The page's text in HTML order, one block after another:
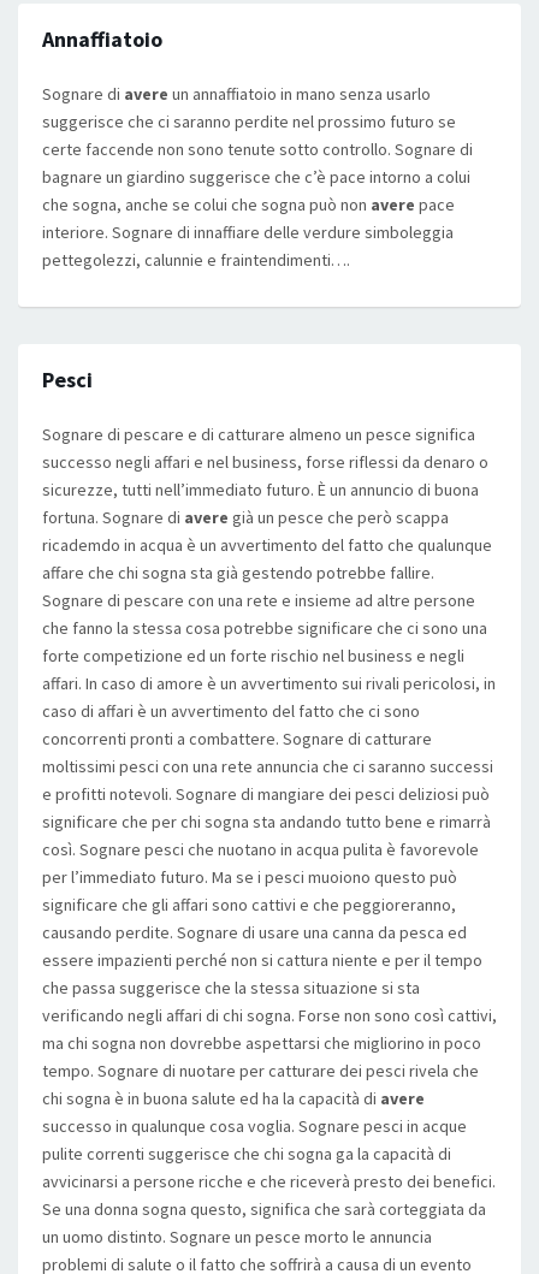
Annaffiatoio
Sognare di avere un annaffiatoio in mano senza usarlo
suggerisce che ci saranno perdite nel prossimo futuro se
certe faccende non sono tenute sotto controllo. Sognare di
bagnare un giardino suggerisce che c’è pace intorno a colui
che sogna, anche se colui che sogna può non avere pace
interiore. Sognare di innaffiare delle verdure simboleggia
pettegolezzi, calunnie e fraintendimenti….
Pesci
Sognare di pescare e di catturare almeno un pesce significa
successo negli affari e nel business, forse riflessi da denaro o
sicurezze, tutti nell’immediato futuro. È un annuncio di buona
fortuna. Sognare di avere già un pesce che però scappa
ricademdo in acqua è un avvertimento del fatto che qualunque
affare che chi sogna sta già gestendo potrebbe fallire.
Sognare di pescare con una rete e insieme ad altre persone
che fanno la stessa cosa potrebbe significare che ci sono una
forte competizione ed un forte rischio nel business e negli
affari. In caso di amore è un avvertimento sui rivali pericolosi, in
caso di affari è un avvertimento del fatto che ci sono
concorrenti pronti a combattere. Sognare di catturare
moltissimi pesci con una rete annuncia che ci saranno successi
e profitti notevoli. Sognare di mangiare dei pesci deliziosi può
significare che per chi sogna sta andando tutto bene e rimarrà
così. Sognare pesci che nuotano in acqua pulita è favorevole
per l’immediato futuro. Ma se i pesci muoiono questo può
significare che gli affari sono cattivi e che peggioreranno,
causando perdite. Sognare di usare una canna da pesca ed
essere impazienti perché non si cattura niente e per il tempo
che passa suggerisce che la stessa situazione si sta
verificando negli affari di chi sogna. Forse non sono così cattivi,
ma chi sogna non dovrebbe aspettarsi che migliorino in poco
tempo. Sognare di nuotare per catturare dei pesci rivela che
chi sogna è in buona salute ed ha la capacità di avere
successo in qualunque cosa voglia. Sognare pesci in acque
pulite correnti suggerisce che chi sogna ga la capacità di
avvicinarsi a persone ricche e che riceverà presto dei benefici.
Se una donna sogna questo, significa che sarà corteggiata da
un uomo distinto. Sognare un pesce morto le annuncia
problemi di salute o il fatto che soffrirà a causa di un evento